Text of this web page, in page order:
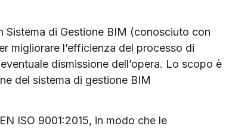
Sistema di Gestione BIM (conosciuto con
migliorare l’efficienza del processo di
dismissione dell’opera. Lo scopo è
del sistema di gestione BIM
ISO 9001:2015, in modo che le